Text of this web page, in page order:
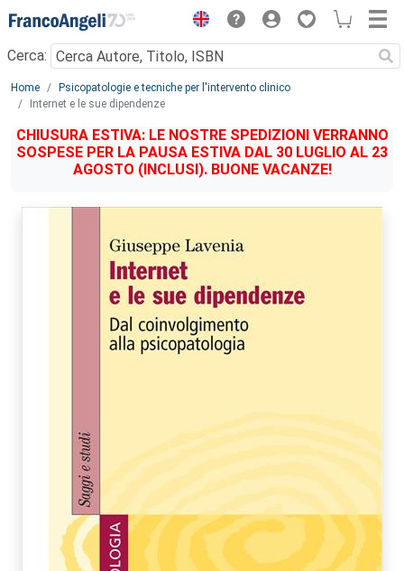
Menu
Cerca:
Main content
Home
Psicopatologie e tecniche per l'intervento clinico
Internet e le sue dipendenze
CHIUSURA ESTIVA: LE NOSTRE SPEDIZIONI VERRANNO
SOSPESE PER LA PAUSA ESTIVA DAL 30 LUGLIO AL 23
AGOSTO (INCLUSI). BUONE VACANZE!